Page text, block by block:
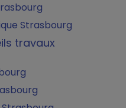
Strasbourg
travaux